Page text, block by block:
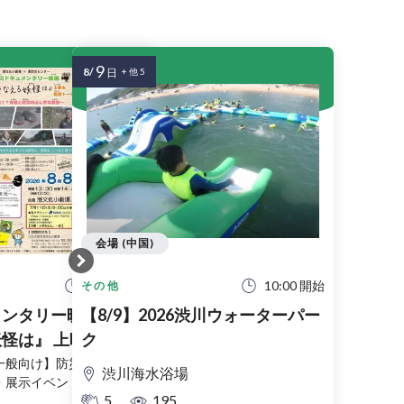
13:30 開始
タリー映画 『君
は』 上映＆監督
!? 妖怪と防災のふ
般向け】防災を妖怪で楽
展示イベント。
その他 10:00 開始
【8/9】2026渋川ウォーターパー
ク
渋川海水浴場
5
195
会場 (中国)
8/ 9 日 + 他 5